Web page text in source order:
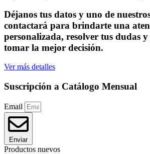
Déjanos tus datos y uno de
contactará para brindarte una
personalizada, resolver tus dudas
tomar la mejor decisión.
Ver más detalles
Suscripción a Catálogo Mensual
Email
Enviar
Productos nuevos